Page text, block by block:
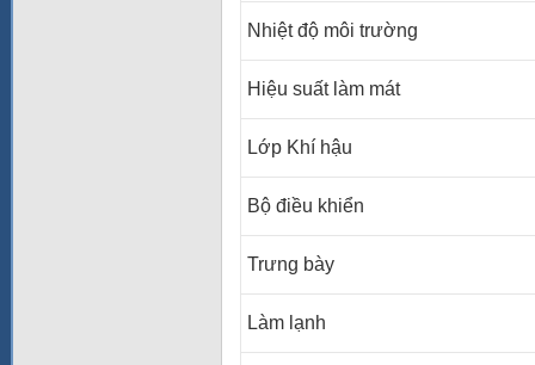
Nhiệt độ môi trường
Hiệu suất làm mát
Lớp Khí hậu
Bộ điều khiển
Trưng bày
Làm lạnh